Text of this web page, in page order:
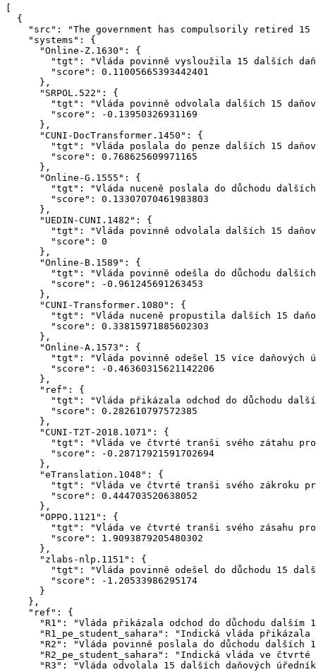
  {
"src": "The government has compulsorily retired
    "systems": {
      "Online-Z.1630": {
"tgt": "Vláda povinně vysloužila 15 dalších
        "score": 0.11005665393442401
      },
      "SRPOL.522": {
"tgt": "Vláda povinně odvolala dalších 15
        "score": -0.13950326931169
      },
      "CUNI-DocTransformer.1450": {
"tgt": "Vláda poslala do penze dalších 15
        "score": 0.768625609971165
      },
      "Online-G.1555": {
"tgt": "Vláda nuceně poslala do důchodu
        "score": 0.13307070461983803
      },
      "UEDIN-CUNI.1482": {
"tgt": "Vláda povinně odvolala dalších 15
        "score": 0
      },
      "Online-B.1589": {
"tgt": "Vláda povinně odešla do důchodu
        "score": -0.961245691263453
      },
      "CUNI-Transformer.1080": {
"tgt": "Vláda nuceně propustila dalších 15
        "score": 0.33815971885602303
      },
      "Online-A.1573": {
"tgt": "Vláda povinně odešel 15 více daňových
        "score": -0.46360315621142206
      },
      "ref": {
"tgt": "Vláda přikázala odchod do důchodu
        "score": 0.282610797572385
      },
      "CUNI-T2T-2018.1071": {
"tgt": "Vláda ve čtvrté tranši svého zátahu
        "score": -0.28717921591702694
      },
      "eTranslation.1048": {
"tgt": "Vláda ve čtvrté tranši svého zákroku
        "score": 0.444703520638052
      },
      "OPPO.1121": {
"tgt": "Vláda ve čtvrté tranši svého zásahu
        "score": 1.9093879205480302
      },
      "zlabs-nlp.1151": {
"tgt": "Vláda povinně odešel do důchodu 15
        "score": -1.20533986295174
      }
    },
    "ref": {
"R1": "Vláda přikázala odchod do důchodu dalším
"R1_pe_student_sahara": "Indická vláda
"R2": "Vláda povinně poslala do důchodu dalších
"R2_pe_student_sahara": "Indická vláda ve
"R3": "Vláda odvolala 15 dalších daňových